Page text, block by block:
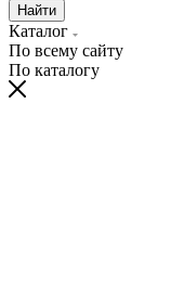
Найти
Каталог
По всему сайту
По каталогу